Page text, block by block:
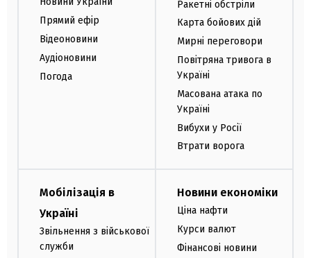
Прямий ефір
Відеоновини
Аудіоновини
Погода
Ракетні обстріли
Карта бойових дій
Мирні переговори
Повітряна тривога в
Україні
Масована атака по
Україні
Вибухи у Росії
Втрати ворога
Мобілізація в
Україні
Звільнення з військової
служби
Новини економіки
Ціна нафти
Курси валют
Фінансові новини